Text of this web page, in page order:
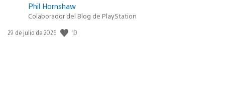
Phil Hornshaw
Colaborador del Blog de PlayStation
Fecha
29 de julio de 2026 10